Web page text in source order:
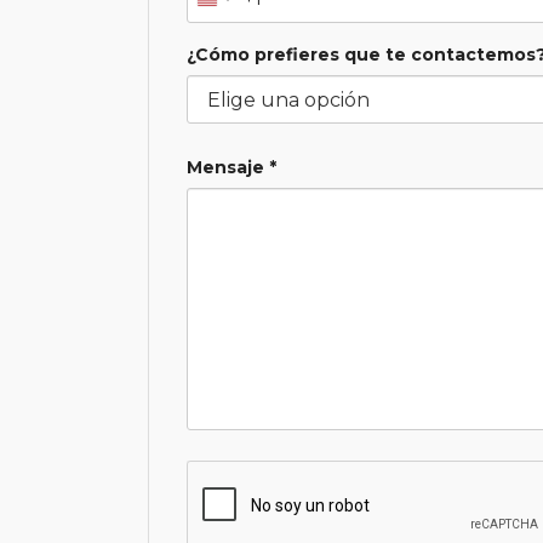
¿Cómo prefieres que te
Mensaje *